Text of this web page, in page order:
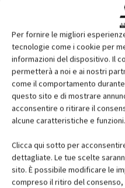
Per fornire le migliori
tecnologie come i cookie per
informazioni del dispositivo. Il
permetterà a noi e ai nostri
come il comportamento
questo sito e di mostrare
acconsentire o ritirare il
alcune caratteristiche e funzioni.
Clicca qui sotto per
dettagliate. Le tue scelte
sito. È possibile modificare le
compreso il ritiro del
Edilizia,
EDICOLA